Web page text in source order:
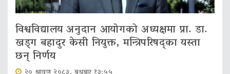
विश्वविद्यालय अनुदान आयोगको अध्यक्षमा प्रा. डा.
खड्ग बहादुर केसी नियुक्त, मन्त्रिपरिषद्का यस्ता
छन् निर्णय